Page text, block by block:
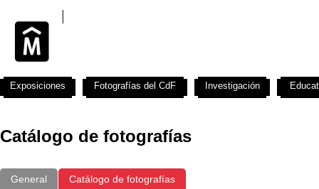
Catálogo de fotografías
General Catálogo de fotografías
Exposiciones Fotografías del CdF Investigación